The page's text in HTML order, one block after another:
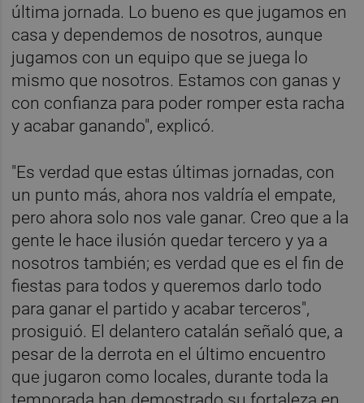
última jornada. Lo bueno es que jugamos en
casa y dependemos de nosotros, aunque
jugamos con un equipo que se juega lo
mismo que nosotros. Estamos con ganas y
con confianza para poder romper esta racha
y acabar ganando", explicó.
"Es verdad que estas últimas jornadas, con
un punto más, ahora nos valdría el empate,
pero ahora solo nos vale ganar. Creo que a la
gente le hace ilusión quedar tercero y ya a
nosotros también; es verdad que es el fin de
fiestas para todos y queremos darlo todo
para ganar el partido y acabar terceros",
prosiguió. El delantero catalán señaló que, a
pesar de la derrota en el último encuentro
que jugaron como locales, durante toda la